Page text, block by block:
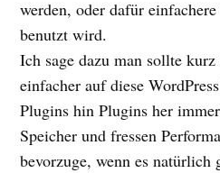
werden, oder dafür
benutzt wird.
Ich sage dazu man sollte
einfacher auf diese
Plugins hin Plugins her
Speicher und fressen
bevorzuge, wenn es natürlich